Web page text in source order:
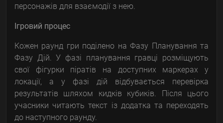
персонажів для взаємодії з нею.
Ігровий процес
Кожен раунд гри поділено на Фазу Планування та
Фазу Дій. У фазі планування гравці розміщують
свої фігурки піратів на доступних маркерах у
локації, а у фазі дій відбувається перевірка
результатів шляхом кидків кубиків. Після цього
учасники читають текст із додатка та переходять
до наступного раунду.